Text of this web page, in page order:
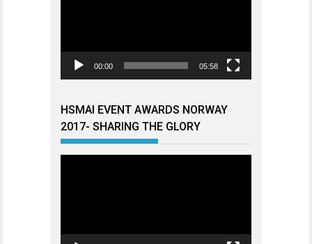
00:00 05:58
HSMAI EVENT AWARDS NORWAY
2017- SHARING THE GLORY